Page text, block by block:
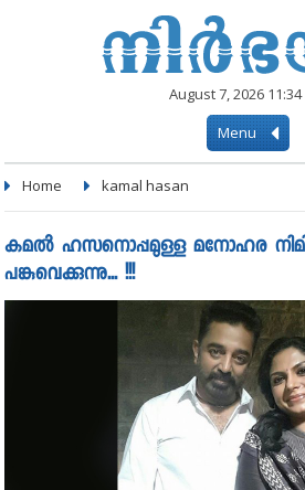
August 7, 2026
Menu
Home kamal hasan
കമല്‍ ഹസനൊപ്പമുള്ള മനോഹര
പങ്കുവെക്കുന്നു... !!!